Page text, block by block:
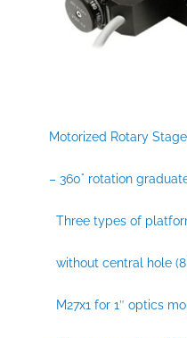
Motorized Rotary Stage
– 360° rotation
Three types of
without central hole
M27x1 for 1″ optics